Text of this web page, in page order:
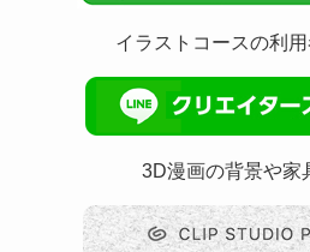
イラストコースの利
3D漫画の背景や家